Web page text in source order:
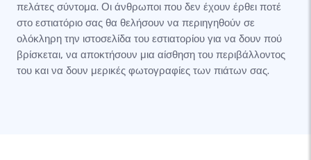
πελάτες σύντομα. Οι άνθρωποι που δεν έχουν έρθει ποτέ
στο εστιατόριο σας θα θελήσουν να περιηγηθούν σε
ολόκληρη την ιστοσελίδα του εστιατορίου για να δουν πού
βρίσκεται, να αποκτήσουν μια αίσθηση του περιβάλλοντος
του και να δουν μερικές φωτογραφίες των πιάτων σας.